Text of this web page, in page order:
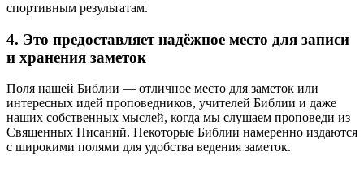
спортивным результатам.
4. Это предоставляет надёжное место для записи
и хранения заметок
Поля нашей Библии — отличное место для заметок или
интересных идей проповедников, учителей Библии и даже
наших собственных мыслей, когда мы слушаем проповеди из
Священных Писаний. Некоторые Библии намеренно издаются
с широкими полями для удобства ведения заметок.